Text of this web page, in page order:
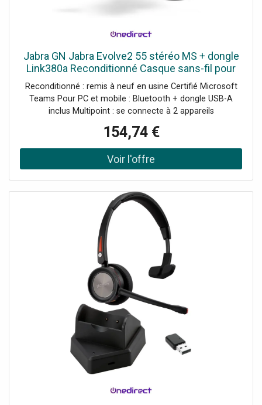
Jabra GN Jabra Evolve2 55 stéréo MS + dongle
Link380a Reconditionné Casque sans-fil pour
PC et mobile avec certification Teams,
Bluetooth et dongle USB-A
Reconditionné : remis à neuf en usine Certifié Microsoft
Teams Pour PC et mobile : Bluetooth + dongle USB-A
inclus Multipoint : se connecte à 2 appareils
microphones à réduction de bruit Busylight à 360°
intégrée Jusqu'à 18h d'autonomie
154,74 €